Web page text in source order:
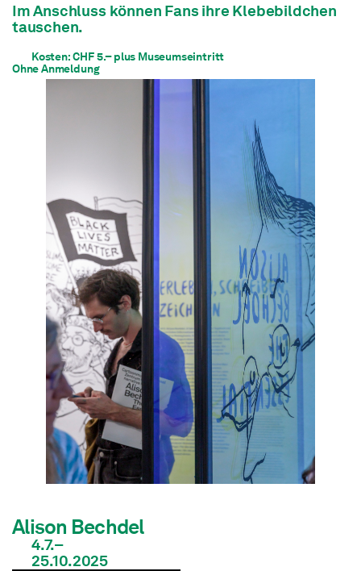
Im Anschluss können Fans ihre Klebebildchen
tauschen.
Kosten: CHF 5.– plus Museumseintritt
Ohne Anmeldung
Alison Bechdel
4.7.–
25.10.2025